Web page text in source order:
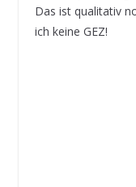
Das ist qualitativ
ich keine GEZ!